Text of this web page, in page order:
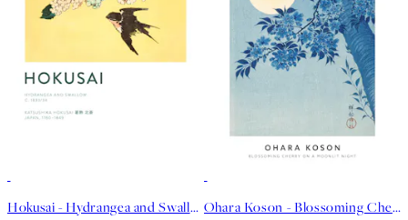
Hokusai - Hydrangea and Swallow Affiche Ohara Koson - Blossoming Cherry on a Moonlit Night Affiche